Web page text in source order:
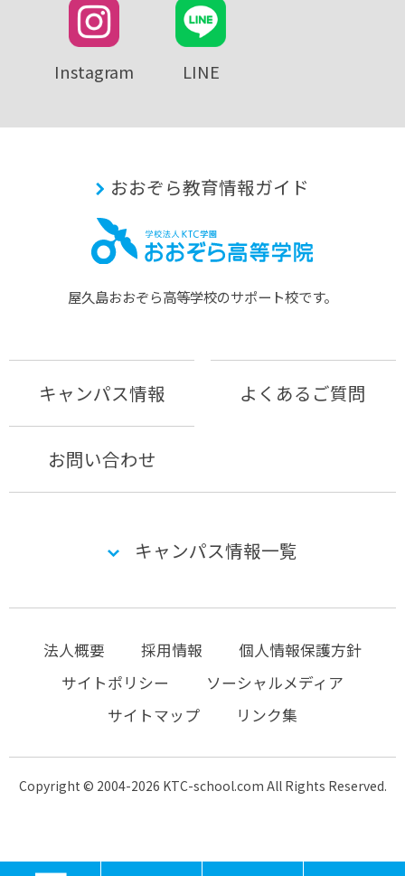
Instagram LINE
おおぞら教育情報ガイド
屋久島おおぞら⾼等学校のサポート校です。
キャンパス情報 よくあるご質問
お問い合わせ
キャンパス情報一覧
法人概要 採用情報
個人情報保護方針
サイトポリシー
ソーシャルメディア
サイトマップ
リンク集
Copyright © 2004-2026 KTC-school.com All Rights Reserved.